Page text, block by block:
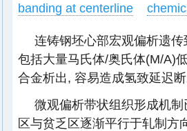
banding at centerline
连铸钢坯心部宏观偏析遗
包括大量马氏体/奥氏体(M/A)
合金析出, 容易造成氢致延迟
微观偏析带状组织形成机
区与贫乏区逐渐平行于轧制方